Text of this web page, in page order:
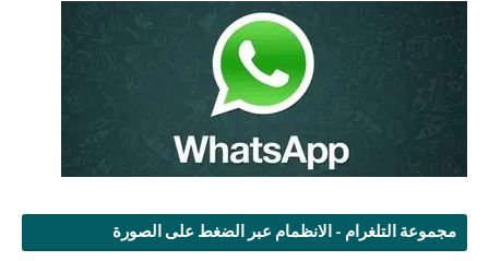
مجموعة التلغرام - الانظمام عبر الضغط على الصورة